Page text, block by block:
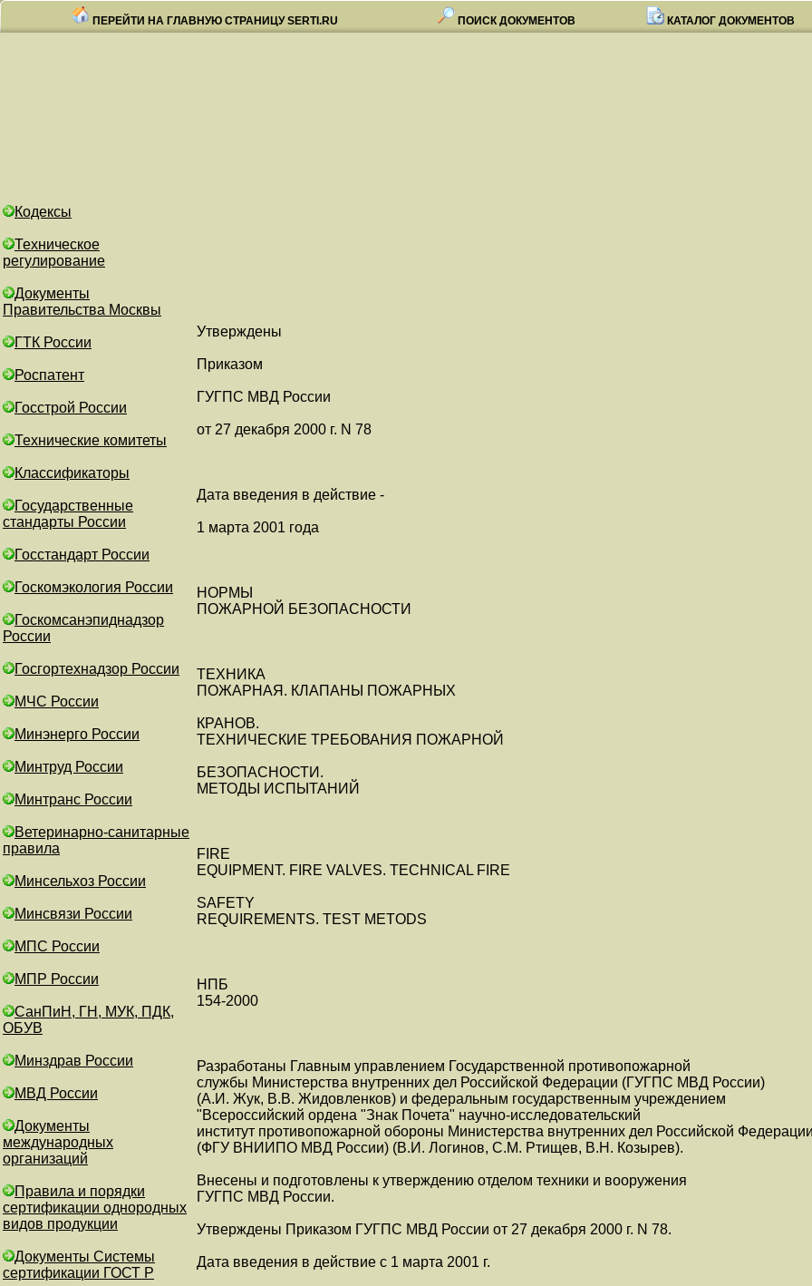
ПЕРЕЙТИ НА ГЛАВНУЮ СТРАНИЦУ SERTI.RU ПОИСК ДОКУМЕНТОВ КАТАЛОГ ДОКУМЕНТОВ
Кодексы
Техническое
регулирование
Документы
Правительства Москвы
ГТК России
Роспатент
Госстрой России
Технические комитеты
Классификаторы
Государственные
стандарты России
Госстандарт России
Госкомэкология России
Госкомсанэпиднадзор
России
Госгортехнадзор России
МЧС России
Минэнерго России
Минтруд России
Минтранс России
Ветеринарно-санитарные
правила
Минсельхоз России
Минсвязи России
МПС России
МПР России
СанПиН, ГН, МУК, ПДК,
ОБУВ
Минздрав России
МВД России
Документы
международных
организаций
Правила и порядки
сертификации однородных
видов продукции
Документы Системы
сертификации ГОСТ Р
Утверждены
Приказом
ГУГПС МВД России
от 27 декабря 2000 г. N 78
Дата введения в действие -
1 марта 2001 года
НОРМЫ
ПОЖАРНОЙ БЕЗОПАСНОСТИ
ТЕХНИКА
ПОЖАРНАЯ. КЛАПАНЫ ПОЖАРНЫХ
КРАНОВ.
ТЕХНИЧЕСКИЕ ТРЕБОВАНИЯ ПОЖАРНОЙ
БЕЗОПАСНОСТИ.
МЕТОДЫ ИСПЫТАНИЙ
FIRE
EQUIPMENT. FIRE VALVES. TECHNICAL FIRE
SAFETY
REQUIREMENTS. TEST METODS
НПБ
154-2000
Разработаны Главным управлением Государственной противопожарной
службы Министерства внутренних дел Российской Федерации (ГУГПС МВД России)
(А.И. Жук, В.В. Жидовленков) и федеральным государственным учреждением
"Всероссийский ордена "Знак Почета" научно-исследовательский
институт противопожарной обороны Министерства внутренних дел Российской
(ФГУ ВНИИПО МВД России) (В.И. Логинов, С.М. Ртищев, В.Н. Козырев).
Внесены и подготовлены к утверждению отделом техники и вооружения
ГУГПС МВД России.
Утверждены Приказом ГУГПС МВД России от 27 декабря 2000 г. N 78.
Дата введения в действие с 1 марта 2001 г.